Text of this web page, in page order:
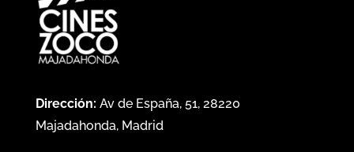
Dirección: Av de España, 51, 28220
Majadahonda, Madrid